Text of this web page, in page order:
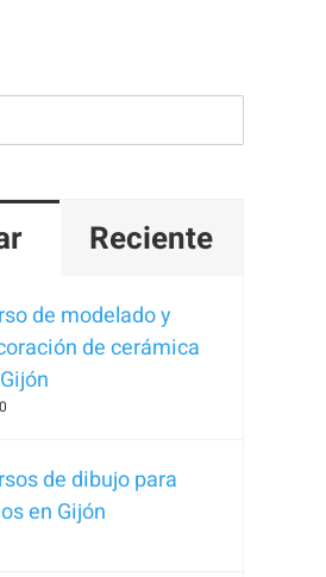
Reciente
de modelado y
de cerámica
de dibujo para
en Gijón